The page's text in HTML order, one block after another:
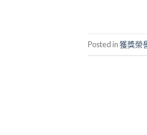
Posted in獲獎榮